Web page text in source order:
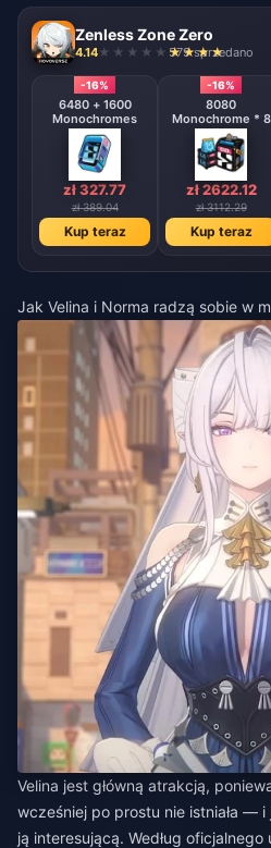
Zenless Zone Zero
4.14 579 sprzedano
-16%
6480 + 1600
Monochromes
zł 327.77
zł 389.04
Kup teraz
-16%
8080
Monochrome * 8
zł 2622.12
zł 3112.29
Kup teraz
Jak Velina i Norma radzą sobie w
Velina jest główną atrakcją,
wcześniej po prostu nie istniała —
ją interesującą. Według